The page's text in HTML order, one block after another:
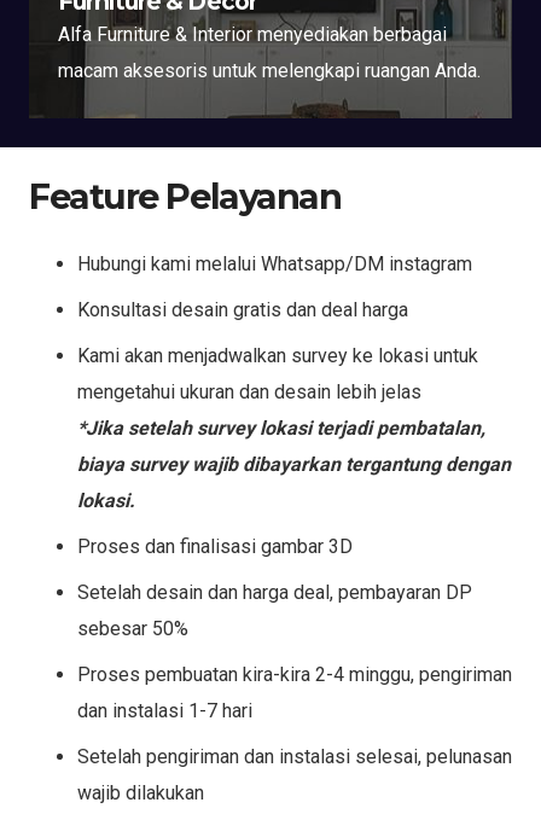
Alfa Furniture & Interior menyediakan berbagai
macam aksesoris untuk melengkapi ruangan Anda.
Feature Pelayanan
Hubungi kami melalui Whatsapp/DM instagram
Konsultasi desain gratis dan deal harga
Kami akan menjadwalkan survey ke lokasi untuk
mengetahui ukuran dan desain lebih jelas
*Jika setelah survey lokasi terjadi pembatalan,
biaya survey wajib dibayarkan tergantung dengan
lokasi.
Proses dan finalisasi gambar 3D
Setelah desain dan harga deal, pembayaran DP
sebesar 50%
Proses pembuatan kira-kira 2-4 minggu, pengiriman
dan instalasi 1-7 hari
Setelah pengiriman dan instalasi selesai, pelunasan
wajib dilakukan